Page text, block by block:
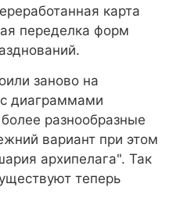
карта
переделка форм
заново на
диаграммами
разнообразные
вариант при этом
архипелага". Так
теперь